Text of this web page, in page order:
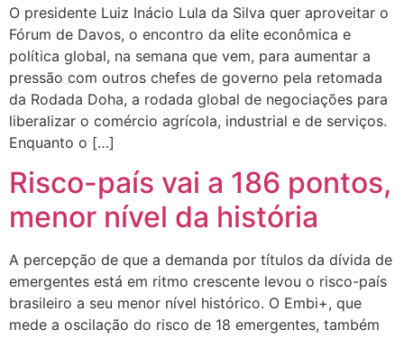
O presidente Luiz Inácio Lula da Silva quer aproveitar o
Fórum de Davos, o encontro da elite econômica e
política global, na semana que vem, para aumentar a
pressão com outros chefes de governo pela retomada
da Rodada Doha, a rodada global de negociações para
liberalizar o comércio agrícola, industrial e de serviços.
Enquanto o […]
Risco-país vai a 186 pontos,
menor nível da história
A percepção de que a demanda por títulos da dívida de
emergentes está em ritmo crescente levou o risco-país
brasileiro a seu menor nível histórico. O Embi+, que
mede a oscilação do risco de 18 emergentes, também